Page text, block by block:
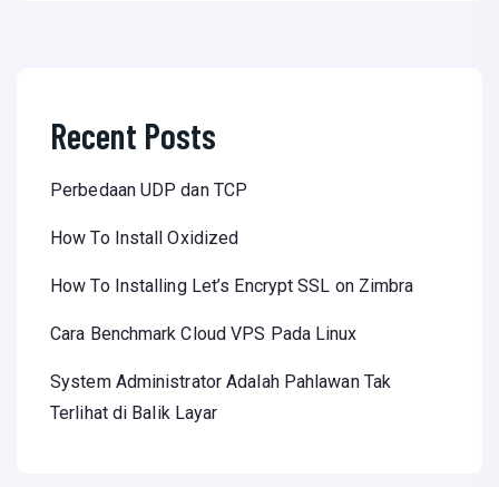
Recent Posts
Perbedaan UDP dan TCP
How To Install Oxidized
How To Installing Let’s Encrypt SSL on Zimbra
Cara Benchmark Cloud VPS Pada Linux
System Administrator Adalah Pahlawan Tak
Terlihat di Balik Layar